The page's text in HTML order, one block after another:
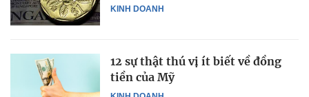
KINH DOANH
12 sự thật thú vị ít biết về đồng
tiền của Mỹ